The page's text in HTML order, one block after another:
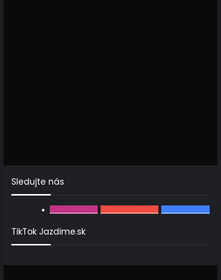
Sledujte nás
TikTok Jazdime.sk